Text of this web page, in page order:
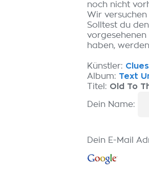
noch nicht
Wir
Solltest du
haben,
Künstler:
Album: Text
Titel: Old To
Dein Name:
Dein E-Mail